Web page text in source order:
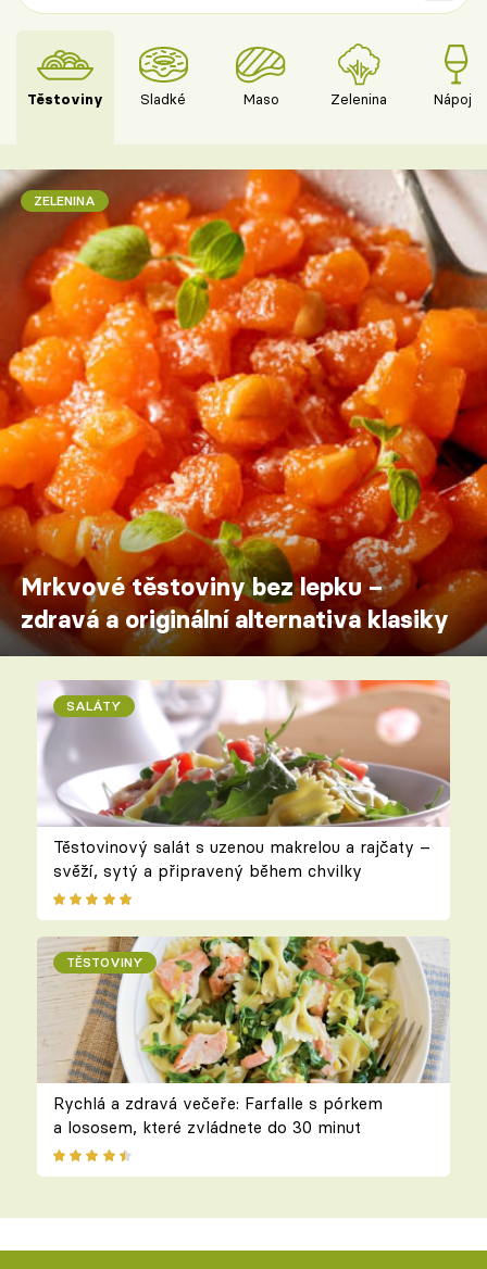
Těstoviny Sladké Maso Zelenina Nápoje
ZELENINA
Mrkvové těstoviny bez lepku –
zdravá a originální alternativa klasiky
SALÁTY
Těstovinový salát s uzenou makrelou a rajčaty –
svěží, sytý a připravený během chvilky
TĚSTOVINY
Rychlá a zdravá večeře: Farfalle s pórkem
a lososem, které zvládnete do 30 minut